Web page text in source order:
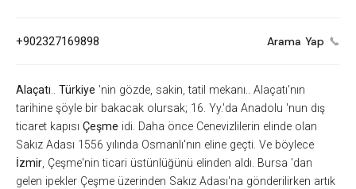
+902327169898 Arama Yap
Alaçatı.. Türkiye 'nin gözde, sakin, tatil mekanı.. Alaçatı'nın
tarihine şöyle bir bakacak olursak; 16. Yy.'da Anadolu 'nun dış
ticaret kapısı Çeşme idi. Daha önce Cenevizlilerin elinde olan
Sakız Adası 1556 yılında Osmanlı'nın eline geçti. Ve böylece
İzmir, Çeşme'nin ticari üstünlüğünü elinden aldı. Bursa 'dan
gelen ipekler Çeşme üzerinden Sakız Adası'na gönderilirken artık